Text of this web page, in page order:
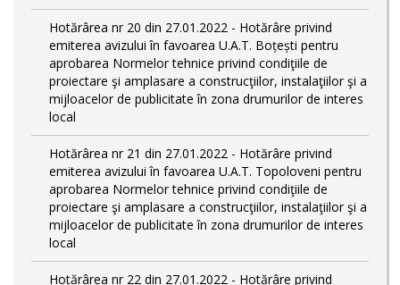
Hotărârea nr 20 din 27.01.2022 - Hotărâre privind
emiterea avizului în favoarea U.A.T. Boțești pentru
aprobarea Normelor tehnice privind condiţiile de
proiectare şi amplasare a construcţiilor, instalaţiilor şi a
mijloacelor de publicitate în zona drumurilor de interes
local
Hotărârea nr 21 din 27.01.2022 - Hotărâre privind
emiterea avizului în favoarea U.A.T. Topoloveni pentru
aprobarea Normelor tehnice privind condiţiile de
proiectare şi amplasare a construcţiilor, instalaţiilor şi a
mijloacelor de publicitate în zona drumurilor de interes
local
Hotărârea nr 22 din 27.01.2022 - Hotărâre privind